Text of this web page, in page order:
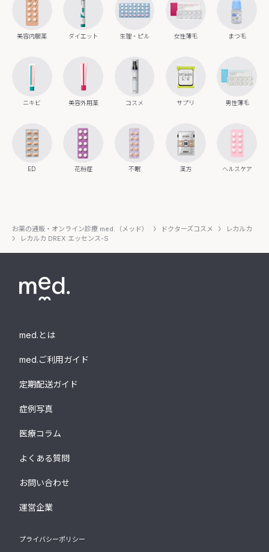
美容内服薬 ダイエット 生理・ピル 女性薄毛 まつ毛
ニキビ 美容外用薬 コスメ サプリ 男性薄毛
ED 花粉症 不眠 漢方 ヘルスケア
お薬の通販・オンライン診療 med.（メッド） ドクターズコスメ
レカルカ
レカルカ DREX エッセンス-S
med.とは
med.ご利用ガイド
定期配送ガイド
症例写真
医療コラム
よくある質問
お問い合わせ
運営企業
プライバシーポリシー